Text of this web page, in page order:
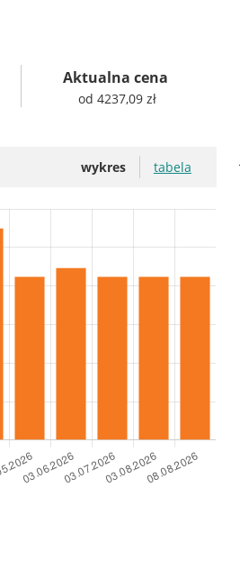
Aktualna cena
od 4237,09 zł
wykres tabela